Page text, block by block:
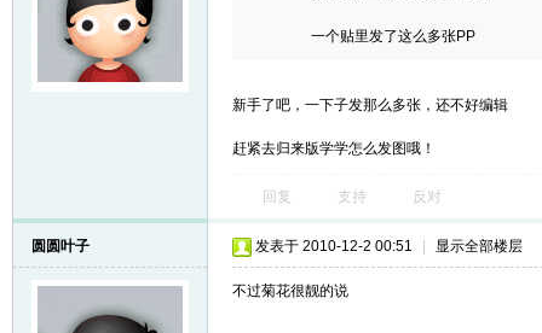
一个贴里发了这么多张PP
新手了吧，一下子发那么多张，还不好编辑
赶紧去归来版学学怎么发图哦！
回复 支持 反对
圆圆叶子 发表于 2010-12-2 00:51 显示全部楼层
不过菊花很靓的说